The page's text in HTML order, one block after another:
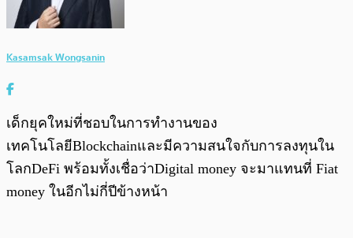
Kasamsak Wongsanin
เด็กยุคใหม่ที่ชอบในการทำงานของ
เทคโนโลยีBlockchainและมีความสนใจกับการลงทุนใน
โลกDeFi พร้อมทั้งเชื่อว่าDigital money จะมาแทนที่ Fiat
money ในอีกไม่กี่ปีข้างหน้า